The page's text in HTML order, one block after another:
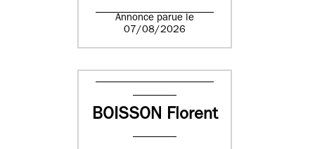
Annonce parue le
07/08/2026
BOISSON Florent